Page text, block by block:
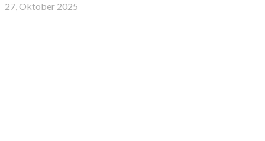
27, Oktober 2025